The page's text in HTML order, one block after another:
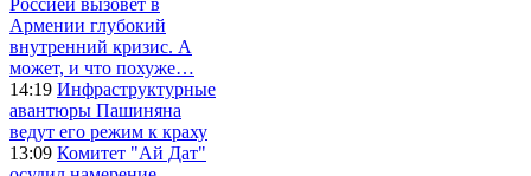
Армении глубокий
внутренний кризис. А
может, и что похуже…
14:19 Инфраструктурные
авантюры Пашиняна
ведут его режим к краху
13:09 Комитет "Ай Дат"